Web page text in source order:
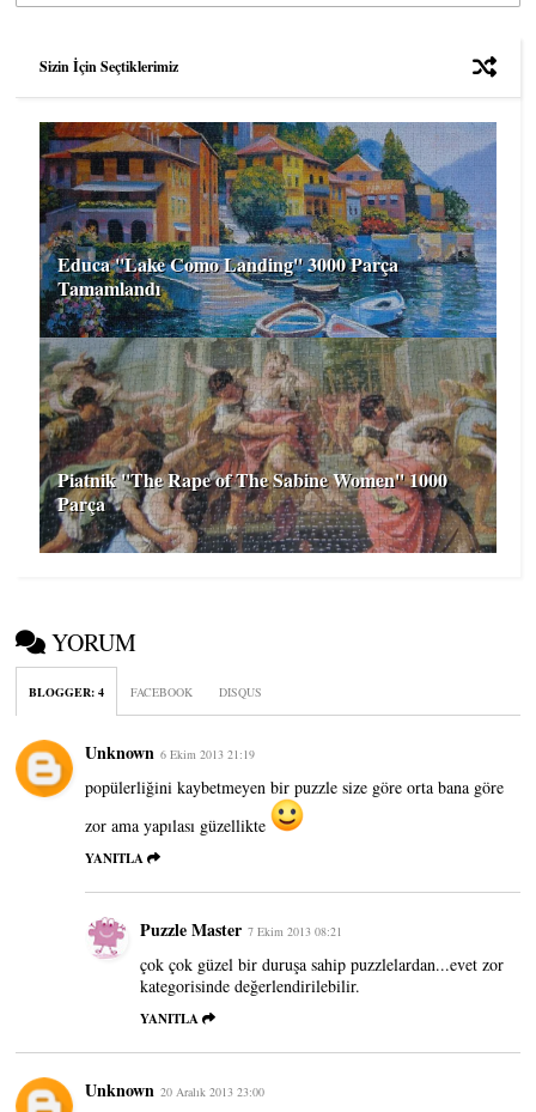
Sizin İçin Seçtiklerimiz
Educa ''Lake Como Landing'' 3000 Parça
Tamamlandı
Piatnik ''The Rape of The Sabine Women'' 1000
Parça
YORUM
BLOGGER:4 FACEBOOK DISQUS
Unknown 6 Ekim 2013 21:19
popülerliğini kaybetmeyen bir puzzle size göre orta bana göre
zor ama yapılası güzellikte
YANITLA
Puzzle Master 7 Ekim 2013 08:21
çok çok güzel bir duruşa sahip puzzlelardan...evet zor
kategorisinde değerlendirilebilir.
YANITLA
Unknown 20 Aralık 2013 23:00